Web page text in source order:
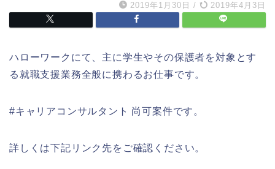
2019年1月30日 / 2019年4月3日
ハローワークにて、主に学生やその保護者を対象とす
る就職支援業務全般に携わるお仕事です。
#キャリアコンサルタント 尚可案件です。
詳しくは下記リンク先をご確認ください。